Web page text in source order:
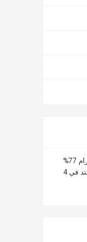
نسيج ليكرا معاد تدويره 255 جرام 77%
ريبريف نايلون + 23% سباندكس لتمتد في 4